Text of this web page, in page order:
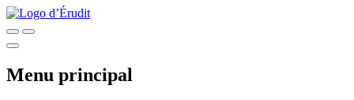
Menu principal